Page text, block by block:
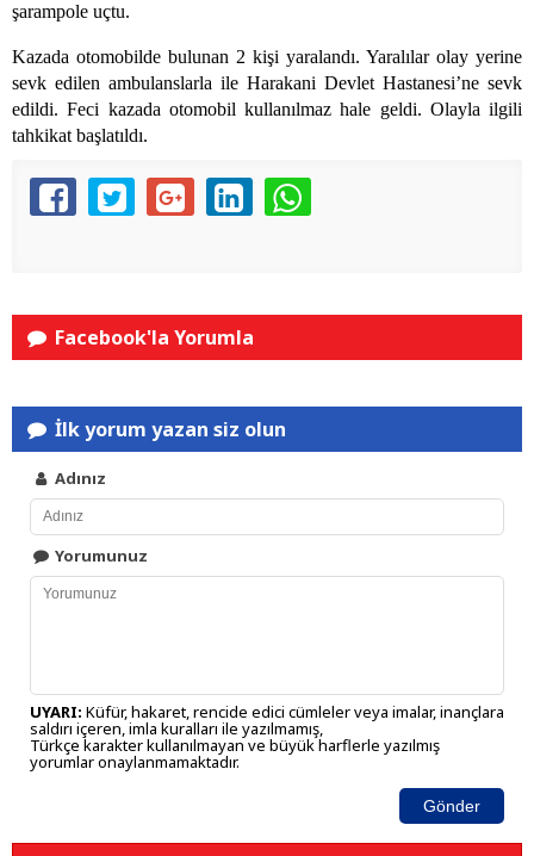
şarampole uçtu.
Kazada otomobilde bulunan 2 kişi yaralandı. Yaralılar olay yerine
sevk edilen ambulanslarla ile Harakani Devlet Hastanesi’ne sevk
edildi. Feci kazada otomobil kullanılmaz hale geldi. Olayla ilgili
tahkikat başlatıldı.
Facebook'la Yorumla
İlk yorum yazan siz olun
Adınız
Yorumunuz
UYARI: Küfür, hakaret, rencide edici cümleler veya imalar, inançlara
saldırı içeren, imla kuralları ile yazılmamış,
Türkçe karakter kullanılmayan ve büyük harflerle yazılmış
yorumlar onaylanmamaktadır.
Gönder